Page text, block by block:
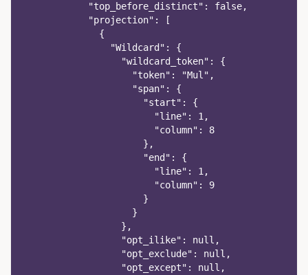
            "top_before_distinct": false,
            "projection": [
              {
                "Wildcard": {
                  "wildcard_token": {
                    "token": "Mul",
                    "span": {
                      "start": {
                        "line": 1,
                        "column": 8
                      },
                      "end": {
                        "line": 1,
                        "column": 9
                      }
                    }
                  },
                  "opt_ilike": null,
                  "opt_exclude": null,
                  "opt_except": null,